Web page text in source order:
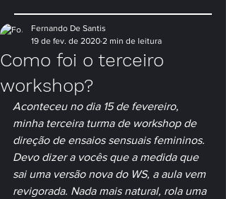
Como foi o terceiro
workshop?
Fernando De Santis
19 de fev. de 2020 2 min de leitura
Aconteceu no dia 15 de fevereiro,
minha terceira turma de workshop de
direção de ensaios sensuais femininos.
Devo dizer a vocês que a medida que
sai uma versão nova do WS, a aula vem
revigorada. Nada mais natural, rola uma